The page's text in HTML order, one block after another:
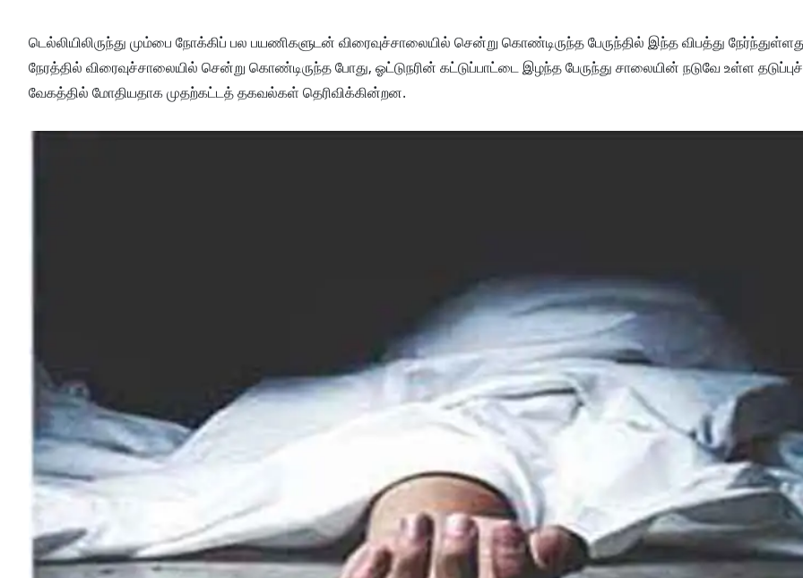
டெல்லியிலிருந்து மும்பை நோக்கிப் பல பயணிகளுடன் விரைவுச்சாலையில் சென்று கொண்டிருந்த பேருந்தில் இந்த விபத்து
நேரத்தில் விரைவுச்சாலையில் சென்று கொண்டிருந்த போது, ஓட்டுநரின் கட்டுப்பாட்டை இழந்த பேருந்து சாலையின் நடுவே உள்ள தடுப்புச்
வேகத்தில் மோதியதாக முதற்கட்டத் தகவல்கள் தெரிவிக்கின்றன.